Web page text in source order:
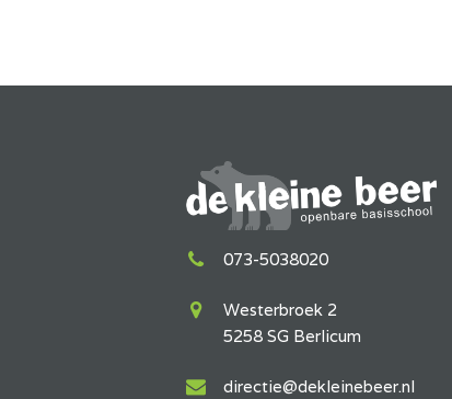
073-5038020
Westerbroek 2
5258 SG Berlicum
directie@dekleinebeer.nl